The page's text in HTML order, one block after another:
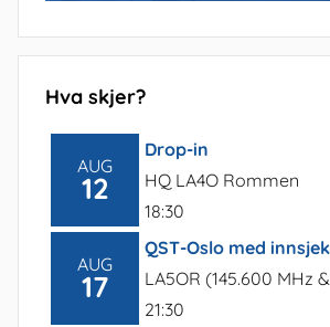
Hva skjer?
AUG
12
Drop-in
HQ LA4O Rommen
18:30
AUG
17
QST-Oslo med
LA5OR (145.600 MHz
21:30